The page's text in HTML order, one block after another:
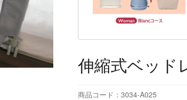
伸縮式ベッド
商品コード：3034-A025